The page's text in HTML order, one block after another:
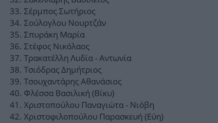
Σέρμπος Σωτήριος
Σούλογλου Νουρτζάν
Σπυράκη Μαρία
Στέφος Νικόλαος
Τρακατέλλη Λυδία - Αντωνία
Τσιόδρας Δημήτριος
Τσουχαντάρης Αθανάσιος
Φλέσσα Βασιλική (Βίκυ)
Χριστοπούλου Παναγιώτα - Νιόβη
Χριστοφιλοπούλου Παρασκευή (Εύη)